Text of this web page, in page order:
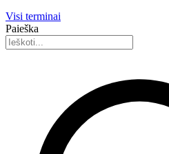
Visi terminai
Paieška